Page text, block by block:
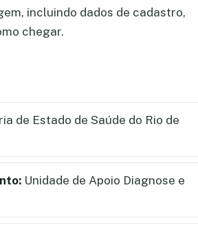
incluindo dados de cadastro,
chegar.
de Estado de Saúde do Rio de
Unidade de Apoio Diagnose e